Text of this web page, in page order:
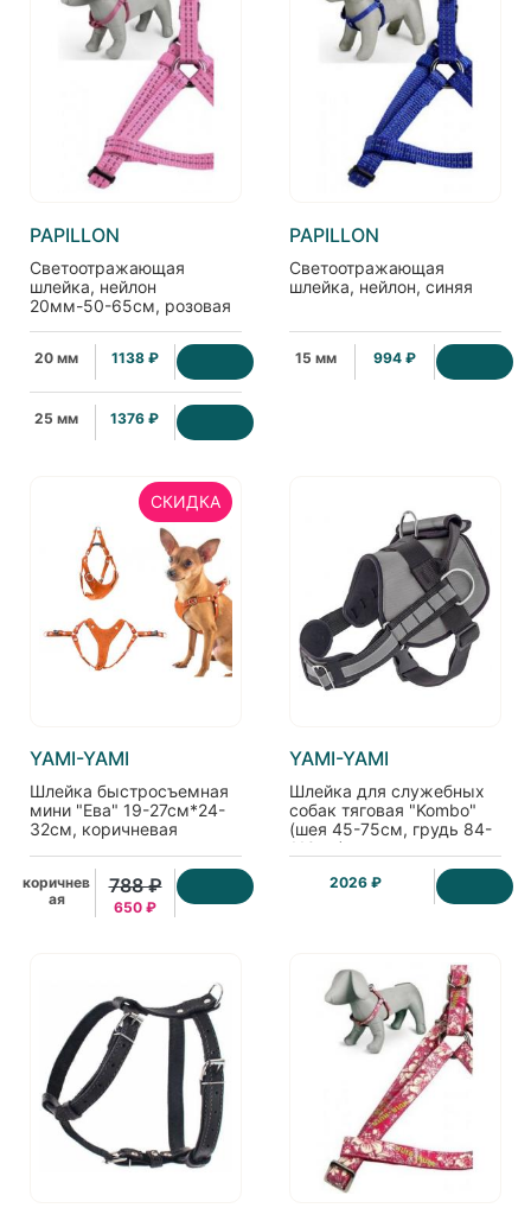
PAPILLON
Светоотражающая
шлейка, нейлон
20мм-50-65см, розовая
20 мм 1138 ₽
25 мм 1376 ₽
PAPILLON
Светоотражающая
шлейка, нейлон, синяя
15 мм 994 ₽
СКИДКА
YAMI-YAMI
Шлейка быстросъемная
мини "Ева" 19-27см*24-
32см, коричневая
коричнев
ая
788 ₽
650 ₽
YAMI-YAMI
Шлейка для служебных
собак тяговая "Kombo"
(шея 45-75см, грудь 84-
110см), серая
2026 ₽